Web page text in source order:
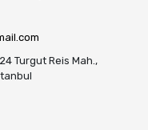
Turgut Reis Mah.,